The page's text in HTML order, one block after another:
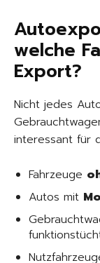
welche
Export?
Nicht jedes
interessant für
Fahrzeuge
Autos mit